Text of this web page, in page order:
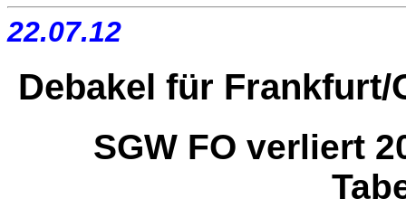
22.07.12
Debakel für
SGW FO verliert